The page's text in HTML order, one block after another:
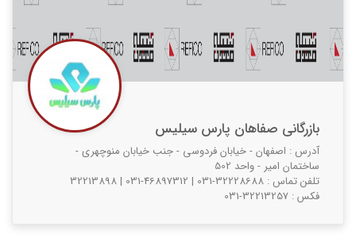
بازرگانی صفاهان پارس سیلیس
آدرس : اصفهان - خیابان فردوسی - جنب خیابان منوچهری -
ساختمان امیر - واحد 502
تلفن تماس : 031-32228688
|
031-46897312
|
32213898
فکس : 031-32213257